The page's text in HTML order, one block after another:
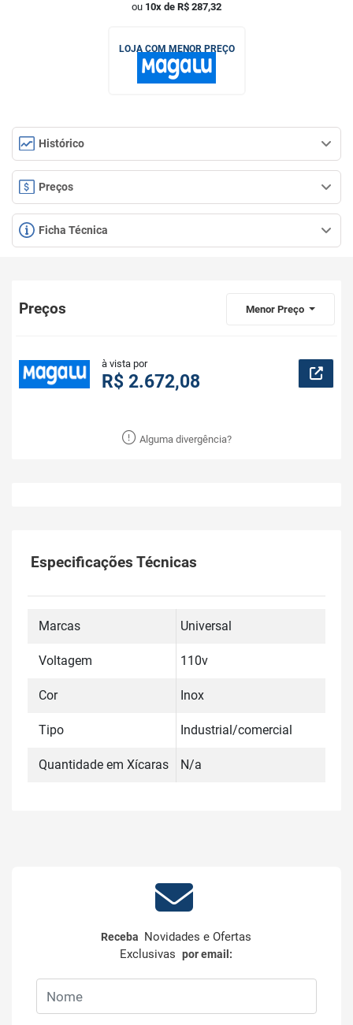
ou 10x de R$ 287,32
LOJA COM MENOR PREÇO
Histórico
Preços
Ficha Técnica
Preços Menor Preço
à vista por
R$ 2.672,08
Alguma divergência?
Especificações Técnicas
Marcas Universal
Voltagem 110v
Cor Inox
Tipo Industrial/comercial
Quantidade em Xícaras N/a
Receba Novidades e Ofertas
Exclusivaspor email: